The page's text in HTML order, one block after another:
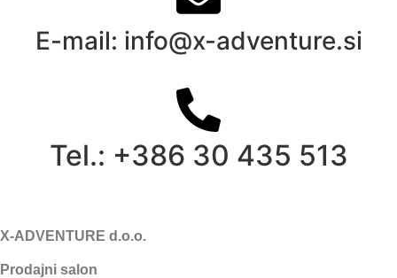
E-mail: info@x-adventure.si
Tel.: +386 30 435 513
X-ADVENTURE d.o.o.
Prodajni salon